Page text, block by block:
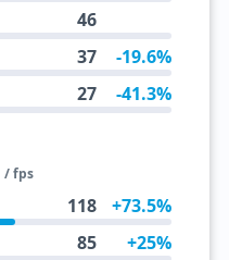
46
37 -19.6%
27 -41.3%
/ fps
118 +73.5%
85 +25%